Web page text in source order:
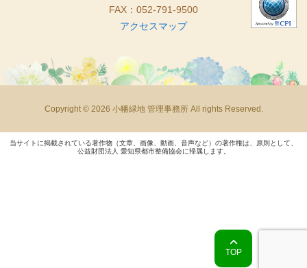
FAX：052-791-9500
アクセスマップ
Copyright © 2026 小幡緑地 管理事務所 All rights Reserved.
当サイトに掲載されている著作物（文章、画像、動画、音声など）の著作権は、原則として、
公益財団法人 愛知県都市整備協会に帰属します。
TOP